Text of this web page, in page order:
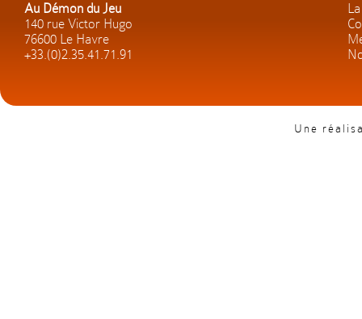
Au Démon du Jeu
140 rue Victor Hugo
76600 Le Havre
+33.(0)2.35.41.71.91
Une